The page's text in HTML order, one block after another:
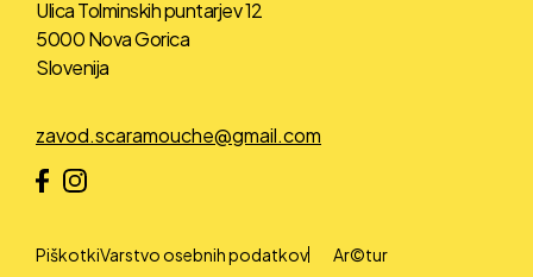
Ulica Tolminskih puntarjev 12
5000 Nova Gorica
Slovenija
PiškotkiVarstvo osebnih podatkov Ar©tur